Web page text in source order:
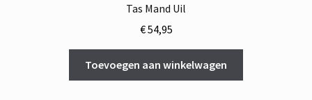
Tas Mand Uil
€54,95
Toevoegen aan winkelwagen